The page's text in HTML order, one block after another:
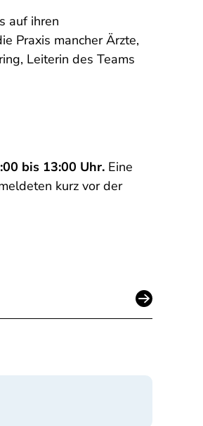
auf ihren
Praxis mancher Ärzte,
Leiterin des Teams
bis 13:00 Uhr. Eine
kurz vor der